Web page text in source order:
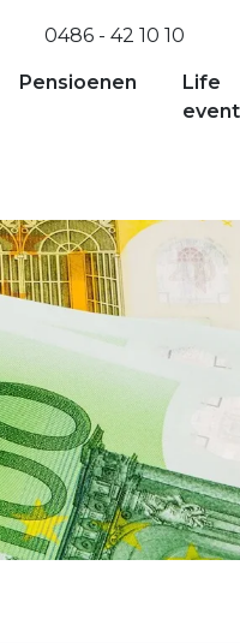
0486 - 42 10 10
Pensioenen
Life